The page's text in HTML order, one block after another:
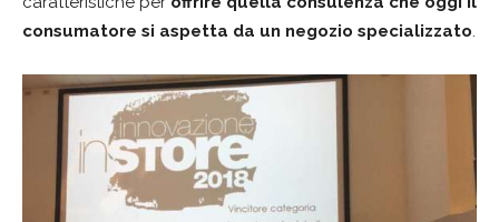
consumatore si aspetta da un negozio specializzato.